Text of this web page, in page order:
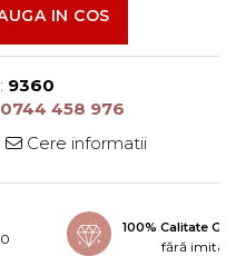
IN COS
9360
0744 458 976
Cere informatii
100% Calitate
fără imitații